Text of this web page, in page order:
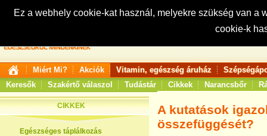
Ez a webhely cookie-kat használ, melyekre szükség van
cookie-k
Keresés:
Miért Mi? Akciók Vitamin, egészség áruház
Keresők
Szakértő válaszol Tudástár Cikkek Narancsbőr
CIKKEK
Egészséges táplálkozás
A kutatások
összefüggését?